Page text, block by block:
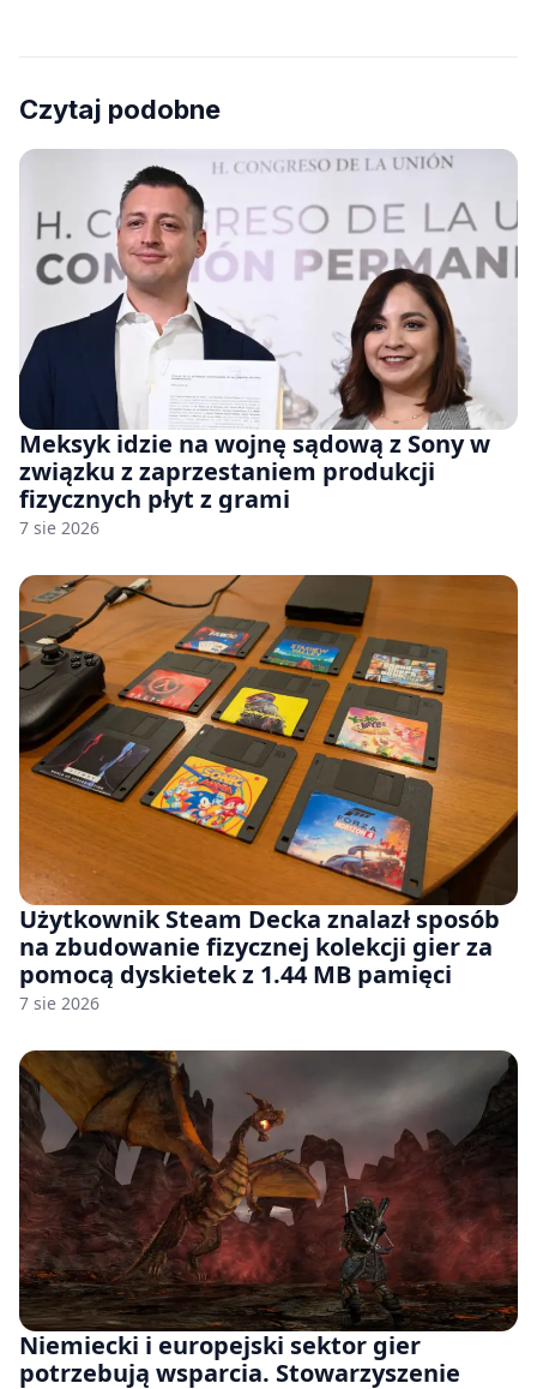
Czytaj podobne
Meksyk idzie na wojnę sądową z Sony w
związku z zaprzestaniem produkcji
fizycznych płyt z grami
7 sie 2026
Użytkownik Steam Decka znalazł sposób
na zbudowanie fizycznej kolekcji gier za
pomocą dyskietek z 1.44 MB pamięci
7 sie 2026
Niemiecki i europejski sektor gier
potrzebują wsparcia. Stowarzyszenie